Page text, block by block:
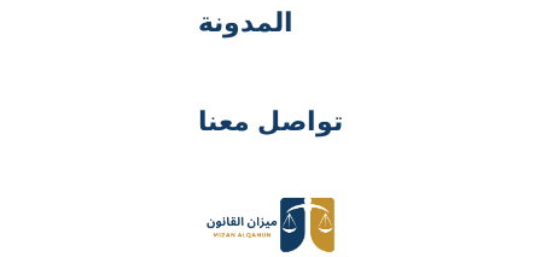
المدونة
تواصل معنا